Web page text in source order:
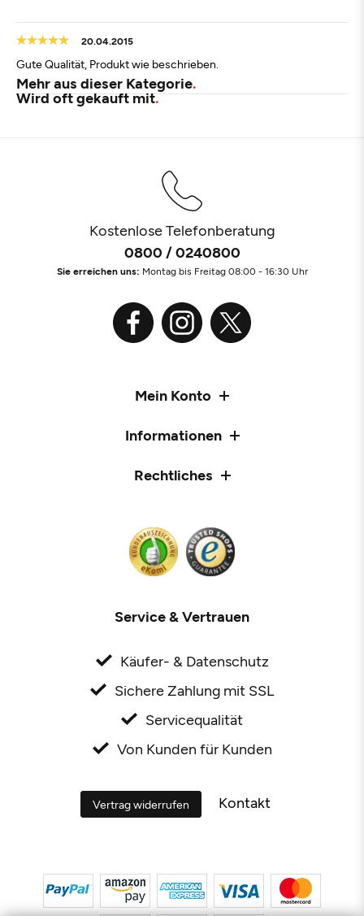
20.04.2015
Gute Qualität, Produkt wie beschrieben.
Mehr aus dieser Kategorie
Wird oft gekauft mit
Kostenlose Telefonberatung
0800 / 0240800
Sie erreichen uns: Montag bis Freitag 08:00 - 16:30 Uhr
Mein Konto
Informationen
Rechtliches
Service & Vertrauen
Käufer- & Datenschutz
Sichere Zahlung mit SSL
Servicequalität
Von Kunden für Kunden
Vertrag widerrufen Kontakt